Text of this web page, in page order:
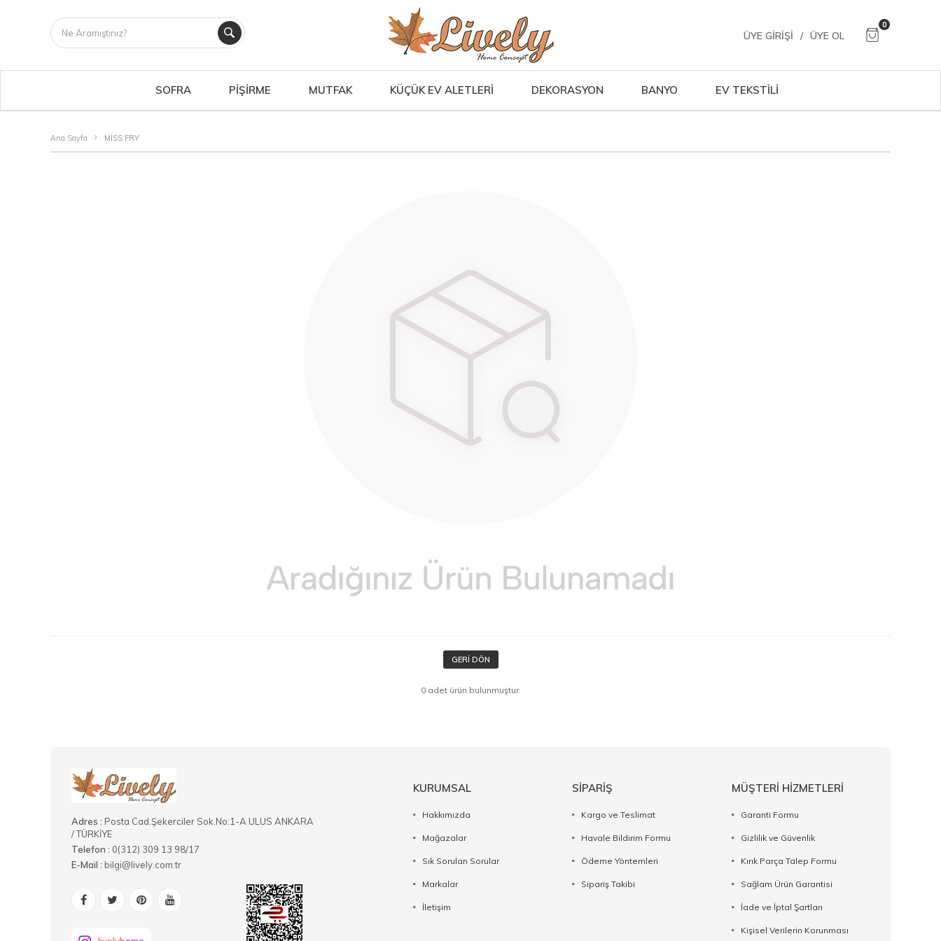
ÜYE GIRIŞI / ÜYE OL
0
SOFRA PİŞİRME MUTFAK KÜÇÜK EV ALETLERİ DEKORASYON BANYO EV TEKSTİLİ
Ana Sayfa MİSS FRY
GERI DÖN
0 adet ürün bulunmuştur.
Adres : Posta Cad.Şekerciler Sok.No:1-A ULUS ANKARA
/ TÜRKİYE
Telefon : 0(312) 309 13 98/17
E-Mail : bilgi@lively.com.tr
KURUMSAL
Hakkımızda
Mağazalar
Sık Sorulan Sorular
Markalar
İletişim
SİPARİŞ
Kargo ve Teslimat
Havale Bildirim Formu
Ödeme Yöntemleri
Sipariş Takibi
MÜŞTERİ HİZMETLERİ
Garanti Formu
Gizlilik ve Güvenlik
Kırık Parça Talep Formu
Sağlam Ürün Garantisi
İade ve İptal Şartları
Kişisel Verilerin Korunması